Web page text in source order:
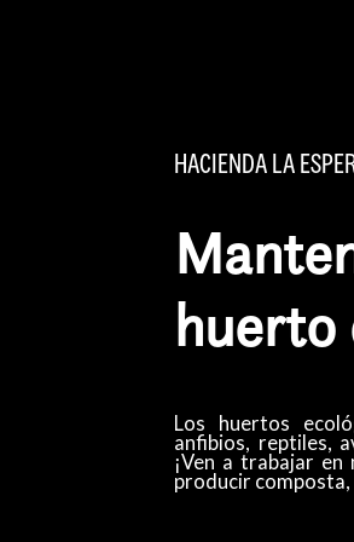
HACIENDA LA
huerto
Los huertos
anfibios, reptiles,
¡Ven a trabajar
producir composta,